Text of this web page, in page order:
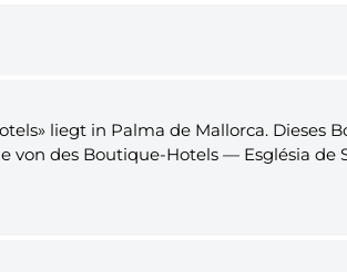
liegt in Palma de Mallorca.
des Boutique-Hotels — Església